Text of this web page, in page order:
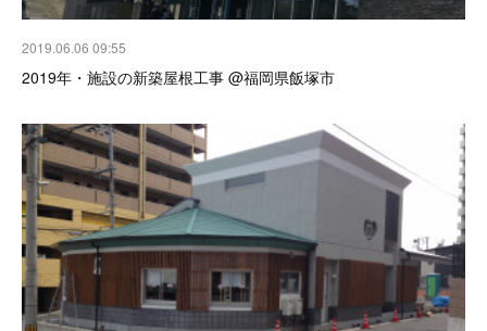
2019.06.06 09:55
2019年・施設の新築屋根工事 @福岡県飯塚市